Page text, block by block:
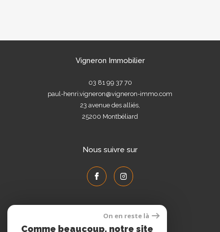
Vigneron Immobilier
03 81 99 37 70
paul-henri.vigneron@vigneron-immo.com
23 avenue des alliés,
25200
Montbéliard
Nous suivre sur
Adhérents
On en reste là
Comme beaucoup, notre site